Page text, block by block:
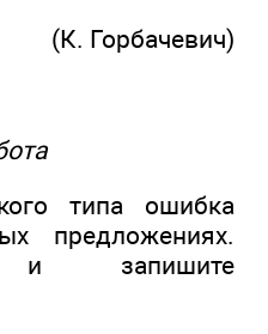
(К. Горбачевич)
типа ошибка
предложениях.
и запишите